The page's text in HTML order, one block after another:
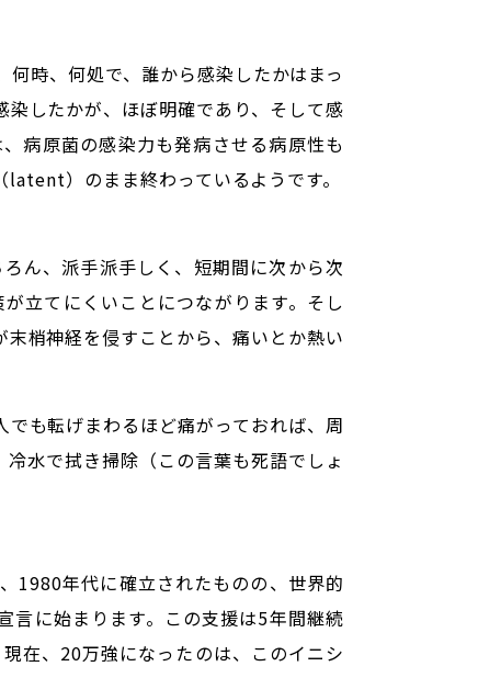
時、何処で、誰から感染したかはまっ
したかが、ほぼ明確であり、そして感
病原菌の感染力も発病させる病原性も
）のまま終わっているようです。
ん、派手派手しく、短期間に次から次
立てにくいことにつながります。そし
梢神経を侵すことから、痛いとか熱い
も転げまわるほど痛がっておれば、周
水で拭き掃除（この言葉も死語でしょ
1980年代に確立されたものの、世界的
言に始まります。この支援は5年間継続
在、20万強になったのは、このイニシ